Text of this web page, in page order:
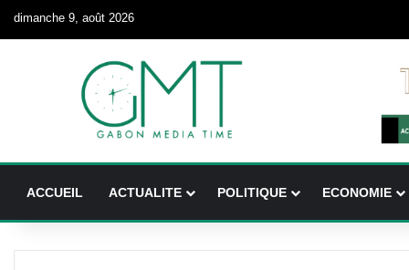
dimanche 9, août 2026
ACCUEIL ACTUALITE POLITIQUE ECONOMIE